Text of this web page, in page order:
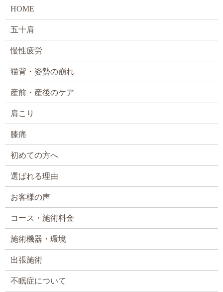
HOME
五十肩
慢性疲労
猫背・姿勢の崩れ
産前・産後のケア
肩こり
膝痛
初めての方へ
選ばれる理由
お客様の声
コース・施術料金
施術機器・環境
出張施術
不眠症について